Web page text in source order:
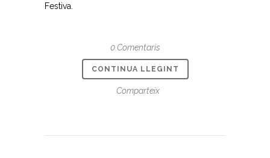
Festiva.
0 Comentaris
CONTINUA LLEGINT
Comparteix